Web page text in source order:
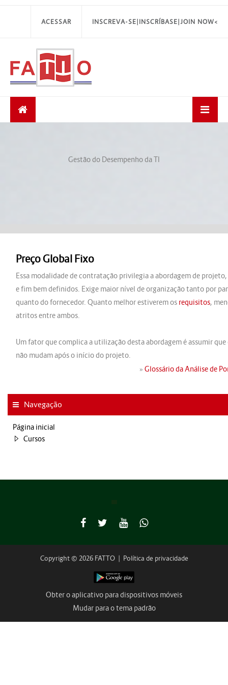
INSCREVA-SE|INSCRÍBASE|JOIN NOW<
ACESSAR
Gestão do Desempenho da TI
Preço Global Fixo
Essa modalidade de contratação privilegia a abordagem de
e fim bem definidos. Exige maior nível de organização tanto por
quanto do fornecedor. Quanto melhor estiverem os requisitos,
atritos entre ambos.
Um fator que complica a utilização desta abordagem é assumir
não mudam após o início do projeto.
» Glossário da Análise de
Navegação
Página inicial
Cursos
Copyright © 2026 FATTO | Política de privacidade
Obter o aplicativo para dispositivos móveis
Mudar para o tema padrão